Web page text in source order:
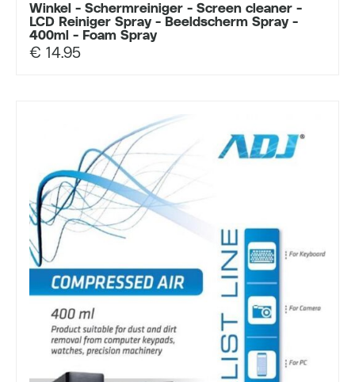
Winkel - Schermreiniger - Screen cleaner -
LCD Reiniger Spray - Beeldscherm Spray -
400ml - Foam Spray
€ 14.95